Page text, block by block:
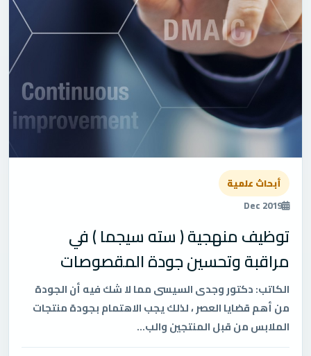
أبحاث علمية
Dec 2019
توظيف منهجية ( سته سيجما ) في
مراقبة وتحسين جودة المقصوصات
الكاتب: دكتور وجدى السيسى مما لا شك فيه أن الجودة
من أهم قضايا العصر ، لذلك يجب الاهتمام بجودة منتجات
الملابس من قبل المنتجين والب...